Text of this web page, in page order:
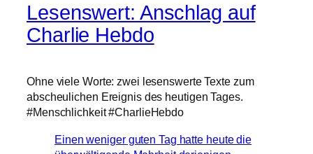
Lesenswert: Anschlag auf
Charlie Hebdo
Ohne viele Worte: zwei lesenswerte Texte zum
abscheulichen Ereignis des heutigen Tages.
#Menschlichkeit #CharlieHebdo
Einen weniger guten Tag hatte heute die